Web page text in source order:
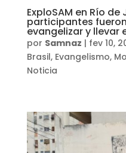
ExploSAM en Río de
participantes
evangelizar y llevar
por Samnaz | fev 10,
Brasil, Evangelismo,
Noticia